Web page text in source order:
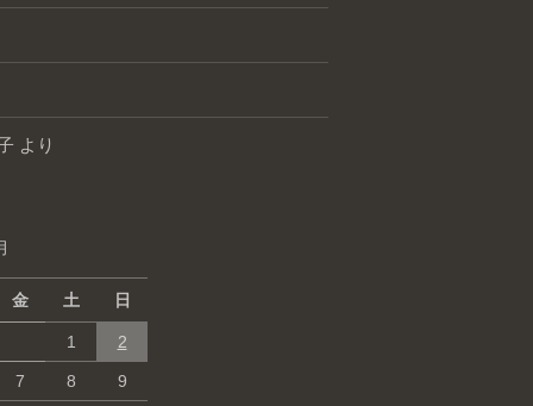
より
金 土 日
1 2
7 8 9